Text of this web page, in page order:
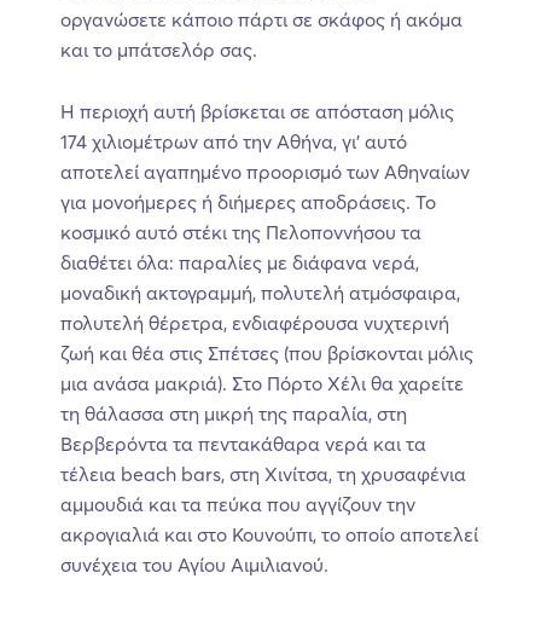
οργανώσετε κάποιο πάρτι σε σκάφος ή ακόμα
και το μπάτσελόρ σας.
Η περιοχή αυτή βρίσκεται σε απόσταση μόλις
174 χιλιομέτρων από την Αθήνα, γι’ αυτό
αποτελεί αγαπημένο προορισμό των Αθηναίων
για μονοήμερες ή διήμερες αποδράσεις. Το
κοσμικό αυτό στέκι της Πελοποννήσου τα
διαθέτει όλα: παραλίες με διάφανα νερά,
μοναδική ακτογραμμή, πολυτελή ατμόσφαιρα,
πολυτελή θέρετρα, ενδιαφέρουσα νυχτερινή
ζωή και θέα στις Σπέτσες (που βρίσκονται μόλις
μια ανάσα μακριά). Στο Πόρτο Χέλι θα χαρείτε
τη θάλασσα στη μικρή της παραλία, στη
Βερβερόντα τα πεντακάθαρα νερά και τα
τέλεια beach bars, στη Χινίτσα, τη χρυσαφένια
αμμουδιά και τα πεύκα που αγγίζουν την
ακρογιαλιά και στο Κουνούπι, το οποίο αποτελεί
συνέχεια του Αγίου Αιμιλιανού.